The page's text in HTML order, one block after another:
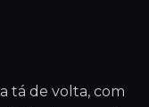
tá de volta, com